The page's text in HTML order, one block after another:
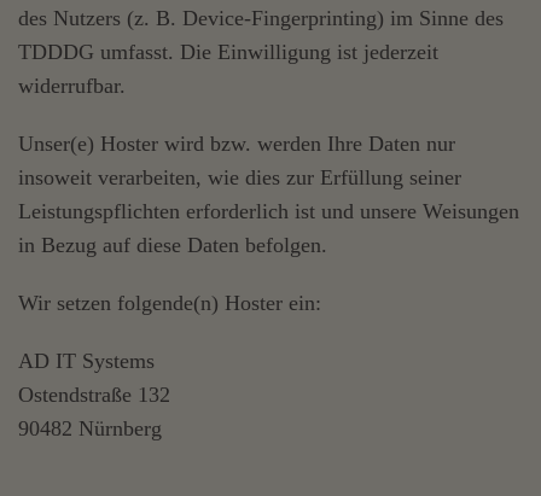
des Nutzers (z. B. Device-Fingerprinting) im Sinne des
TDDDG umfasst. Die Einwilligung ist jederzeit
widerrufbar.
Unser(e) Hoster wird bzw. werden Ihre Daten nur
insoweit verarbeiten, wie dies zur Erfüllung seiner
Leistungspflichten erforderlich ist und unsere Weisungen
in Bezug auf diese Daten befolgen.
Wir setzen folgende(n) Hoster ein:
AD IT Systems
Ostendstraße 132
90482 Nürnberg